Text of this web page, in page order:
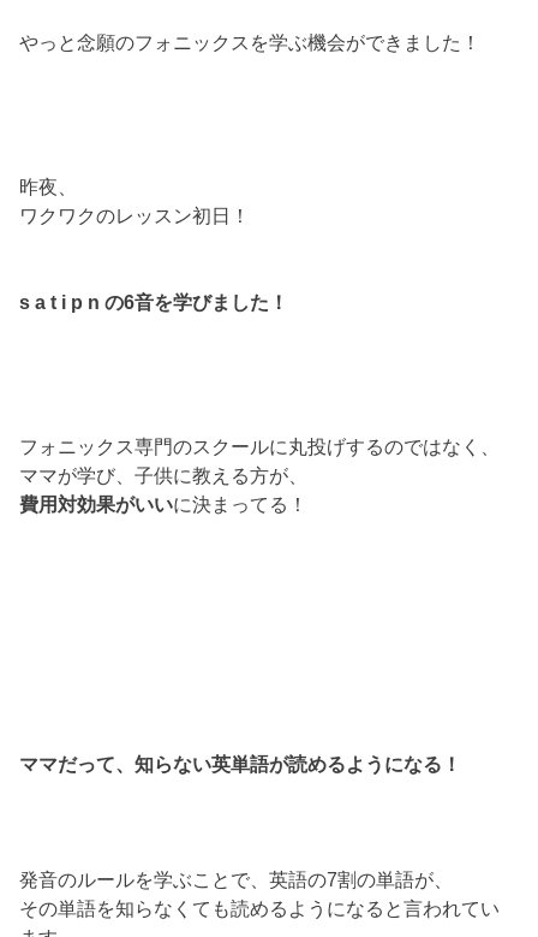
やっと念願のフォニックスを学ぶ機会ができました！
昨夜、
ワクワクのレッスン初日！
s a t i p n の6音を学びました！
フォニックス専門のスクールに丸投げするのではなく、
ママが学び、子供に教える方が、
費用対効果がいいに決まってる！
ママだって、知らない英単語が読めるようになる！
発音のルールを学ぶことで、英語の7割の単語が、
その単語を知らなくても読めるようになると言われてい